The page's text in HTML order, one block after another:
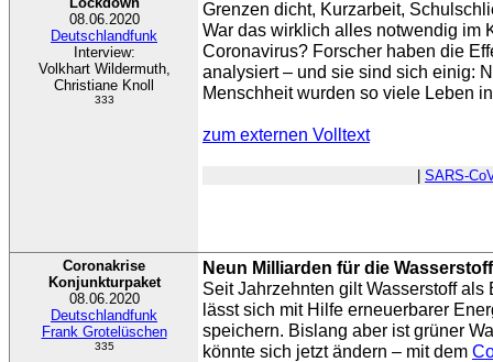
08.06.2020
Deutschlandfunk
Interview:
Volkhart Wildermuth,
Christiane Knoll
333
Grenzen dicht, Kurzarbeit,
War das wirklich alles notwendig im
Coronavirus? Forscher haben die
analysiert – und sie sind sich einig:
Menschheit wurden so viele Leben
zum externen Volltext
SARS-
Coronakrise
Konjunkturpaket
08.06.2020
Deutschlandfunk
Frank Grotelüschen
335
Neun Milliarden für die
Seit Jahrzehnten gilt Wasserstoff
lässt sich mit Hilfe erneuerbarer
speichern. Bislang aber ist grüner
könnte sich jetzt ändern – mit dem